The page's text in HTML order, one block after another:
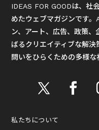
IDEAS FOR GOODは、社
めたウェブマガジンです
ン、アート、広告、政策
ばるクリエイティブな解
問いをひらくための多様な
私たちについて